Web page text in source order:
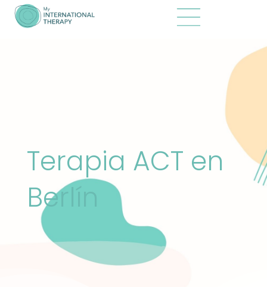
Terapia ACT en
Berlín